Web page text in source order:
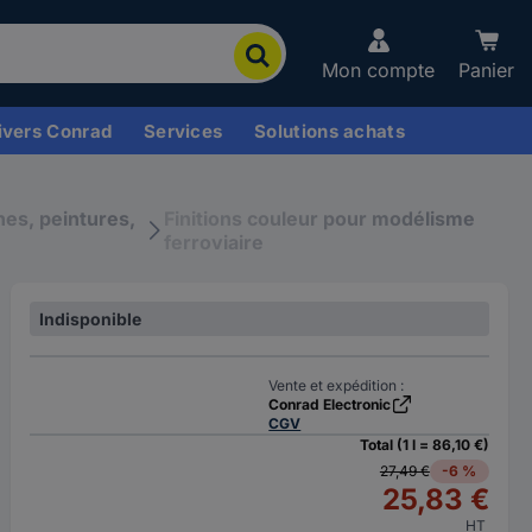
Mon compte Panier
Conrad Services Solutions achats
peintures,
Finitions couleur pour modélisme
ferroviaire
Indisponible
Vente et expédition :
Conrad Electronic
CGV
Total (1 l = 86,10 €)
27,49 €
-6 %
25,83 €
HT